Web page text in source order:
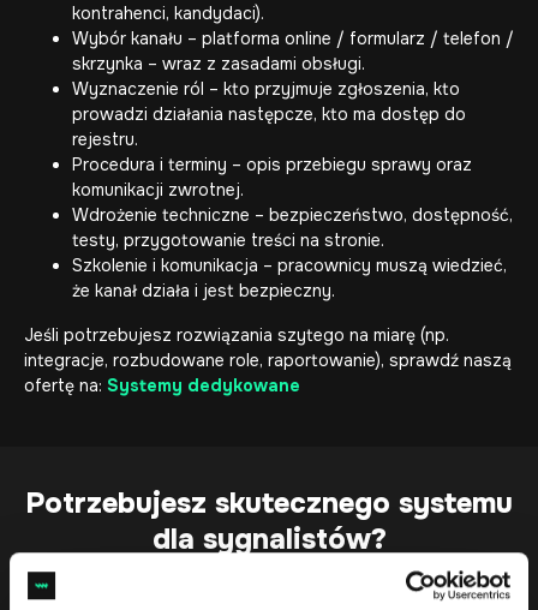
kontrahenci, kandydaci).
Wybór kanału – platforma online / formularz / telefon /
skrzynka – wraz z zasadami obsługi.
Wyznaczenie ról – kto przyjmuje zgłoszenia, kto
prowadzi działania następcze, kto ma dostęp do
rejestru.
Procedura i terminy – opis przebiegu sprawy oraz
komunikacji zwrotnej.
Wdrożenie techniczne – bezpieczeństwo, dostępność,
testy, przygotowanie treści na stronie.
Szkolenie i komunikacja – pracownicy muszą wiedzieć,
że kanał działa i jest bezpieczny.
Jeśli potrzebujesz rozwiązania szytego na miarę (np.
integracje, rozbudowane role, raportowanie), sprawdź naszą
ofertę na: Systemy dedykowane
Potrzebujesz skutecznego systemu
dla sygnalistów?
Zobacz w jaki